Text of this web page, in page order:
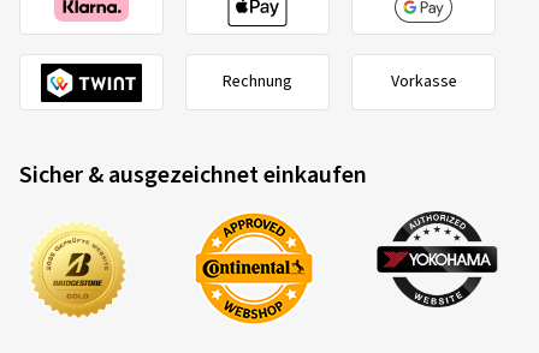
Rechnung Vorkasse
Sicher & ausgezeichnet einkaufen